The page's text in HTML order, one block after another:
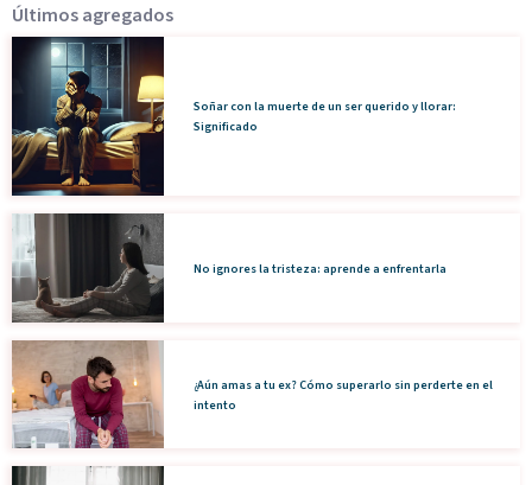
Últimos agregados
Soñar con la muerte de un ser querido y llorar:
Significado
No ignores la tristeza: aprende a enfrentarla
¿Aún amas a tu ex? Cómo superarlo sin perderte en el
intento